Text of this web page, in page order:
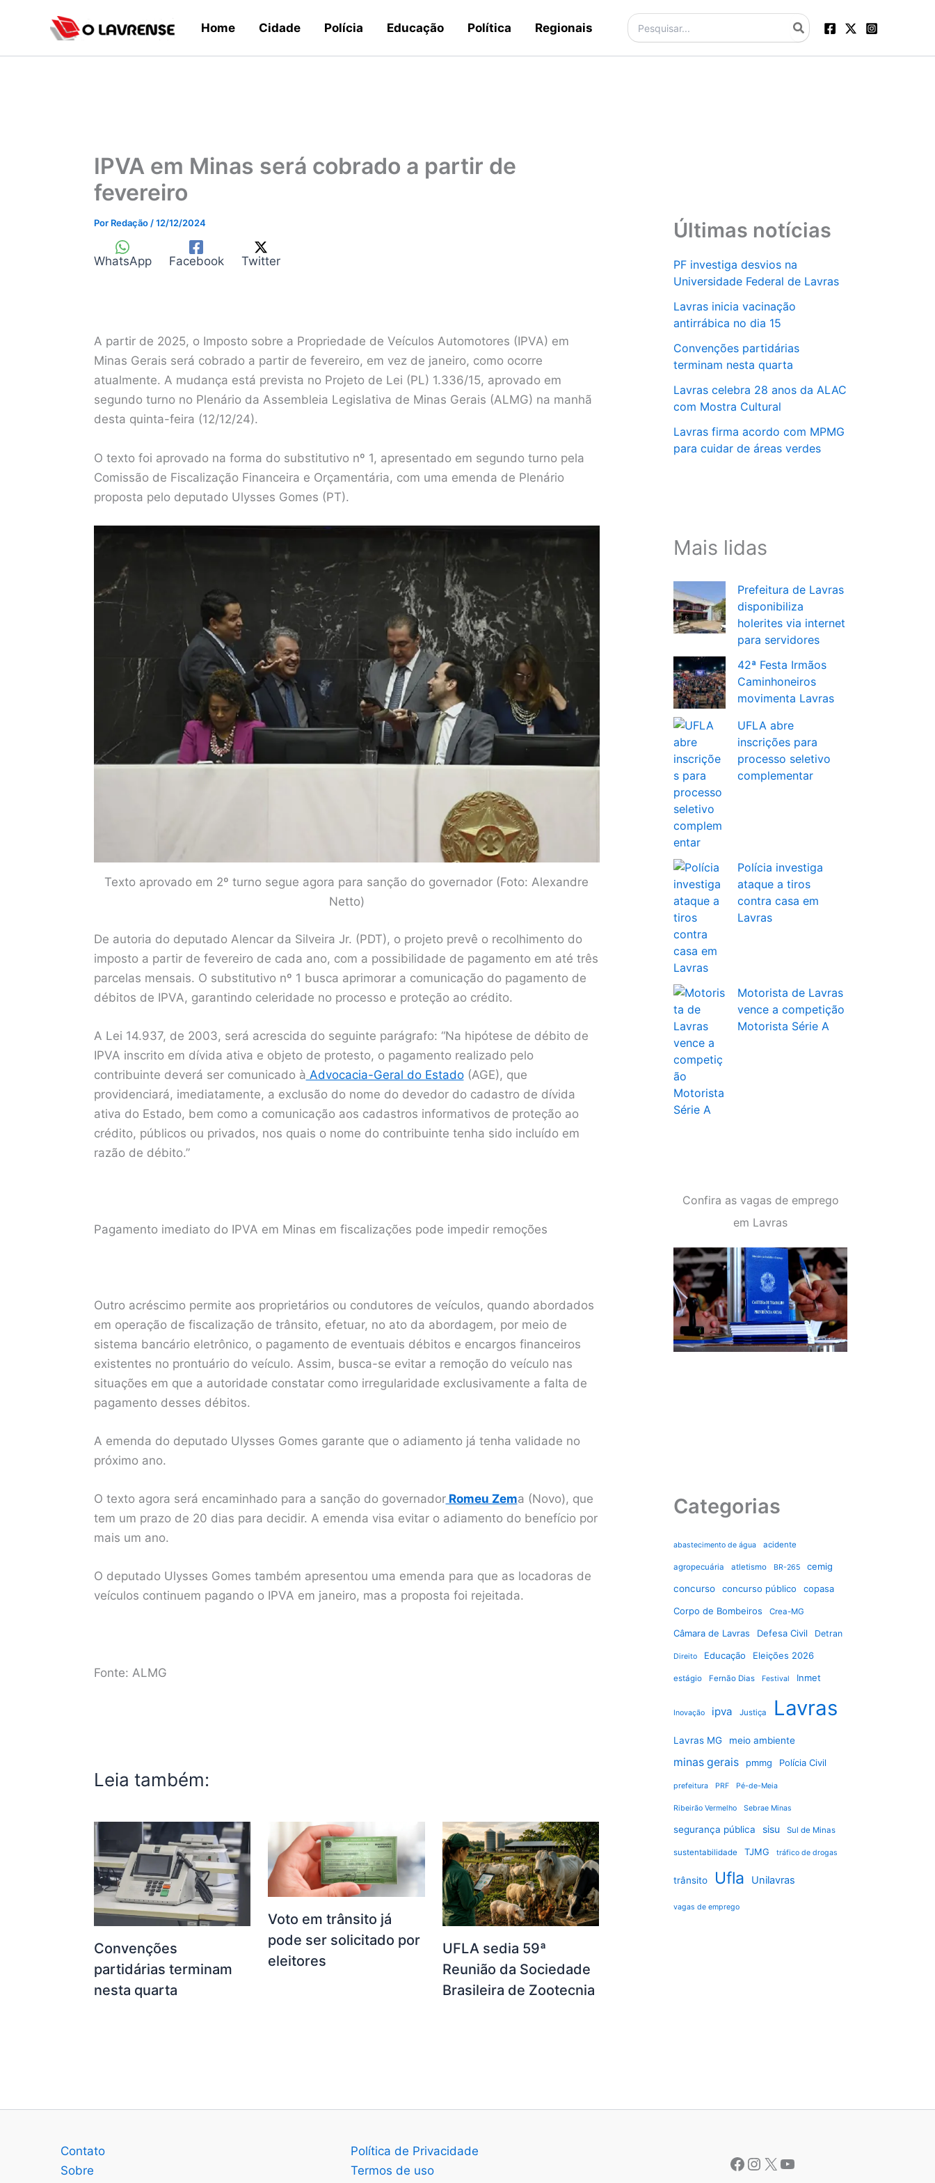
Home Cidade Polícia Educação Política Regionais
Procurar:
IPVA em Minas será cobrado a partir de
fevereiro
Por Redação /12/12/2024
WhatsApp Facebook Twitter
A partir de 2025, o Imposto sobre a Propriedade de Veículos Automotores (IPVA) em
Minas Gerais será cobrado a partir de fevereiro, em vez de janeiro, como ocorre
atualmente. A mudança está prevista no Projeto de Lei (PL) 1.336/15, aprovado em
segundo turno no Plenário da Assembleia Legislativa de Minas Gerais (ALMG) na manhã
desta quinta-feira (12/12/24).
O texto foi aprovado na forma do substitutivo nº 1, apresentado em segundo turno pela
Comissão de Fiscalização Financeira e Orçamentária, com uma emenda de Plenário
proposta pelo deputado Ulysses Gomes (PT).
Texto aprovado em 2º turno segue agora para sanção do governador (Foto: Alexandre
Netto)
De autoria do deputado Alencar da Silveira Jr. (PDT), o projeto prevê o recolhimento do
imposto a partir de fevereiro de cada ano, com a possibilidade de pagamento em até três
parcelas mensais. O substitutivo nº 1 busca aprimorar a comunicação do pagamento de
débitos de IPVA, garantindo celeridade no processo e proteção ao crédito.
A Lei 14.937, de 2003, será acrescida do seguinte parágrafo: “Na hipótese de débito de
IPVA inscrito em dívida ativa e objeto de protesto, o pagamento realizado pelo
contribuinte deverá ser comunicado à Advocacia-Geral do Estado(AGE), que
providenciará, imediatamente, a exclusão do nome do devedor do cadastro de dívida
ativa do Estado, bem como a comunicação aos cadastros informativos de proteção ao
crédito, públicos ou privados, nos quais o nome do contribuinte tenha sido incluído em
razão de débito.”
Pagamento imediato do IPVA em Minas em fiscalizações pode impedir remoções
Outro acréscimo permite aos proprietários ou condutores de veículos, quando abordados
em operação de fiscalização de trânsito, efetuar, no ato da abordagem, por meio de
sistema bancário eletrônico, o pagamento de eventuais débitos e encargos financeiros
existentes no prontuário do veículo. Assim, busca-se evitar a remoção do veículo nas
situações em que a autoridade constatar como irregularidade exclusivamente a falta de
pagamento desses débitos.
A emenda do deputado Ulysses Gomes garante que o adiamento já tenha validade no
próximo ano.
O texto agora será encaminhado para a sanção do governadorRomeu Zema (Novo), que
tem um prazo de 20 dias para decidir. A emenda visa evitar o adiamento do benefício por
mais um ano.
O deputado Ulysses Gomes também apresentou uma emenda para que as locadoras de
veículos continuem pagando o IPVA em janeiro, mas a proposta foi rejeitada.
Fonte: ALMG
Leia também:
Convenções
partidárias terminam
nesta quarta
Voto em trânsito já
pode ser solicitado por
eleitores
UFLA sedia 59ª
Reunião da Sociedade
Brasileira de Zootecnia
Últimas notícias
PF investiga desvios na
Universidade Federal de Lavras
Lavras inicia vacinação
antirrábica no dia 15
Convenções partidárias
terminam nesta quarta
Lavras celebra 28 anos da ALAC
com Mostra Cultural
Lavras firma acordo com MPMG
para cuidar de áreas verdes
Mais lidas
Prefeitura de Lavras
disponibiliza
holerites via internet
para servidores
42ª Festa Irmãos
Caminhoneiros
movimenta Lavras
UFLA abre
inscrições para
processo seletivo
complementar
Polícia investiga
ataque a tiros
contra casa em
Lavras
Motorista de Lavras
vence a competição
Motorista Série A
Confira as vagas de emprego
em Lavras
Categorias
abastecimento de água acidente
agropecuária atletismo BR-265
cemig
concurso
concurso público
copasa
Corpo de Bombeiros
Crea-MG
Câmara de Lavras Defesa Civil Detran
Direito Educação Eleições 2026
estágio Fernão Dias Festival Inmet
Inovação ipva Justiça Lavras
Lavras MG meio ambiente
minas gerais pmmg Polícia Civil
prefeitura PRF Pé-de-Meia
Ribeirão Vermelho Sebrae Minas
segurança pública sisu Sul de Minas
sustentabilidade TJMG tráfico de drogas
trânsito Ufla Unilavras
vagas de emprego
Contato
Sobre
Política de Privacidade
Termos de uso